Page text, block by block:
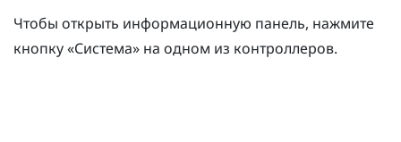
Чтобы открыть информационную панель, нажмите
кнопку «Система» на одном из контроллеров.